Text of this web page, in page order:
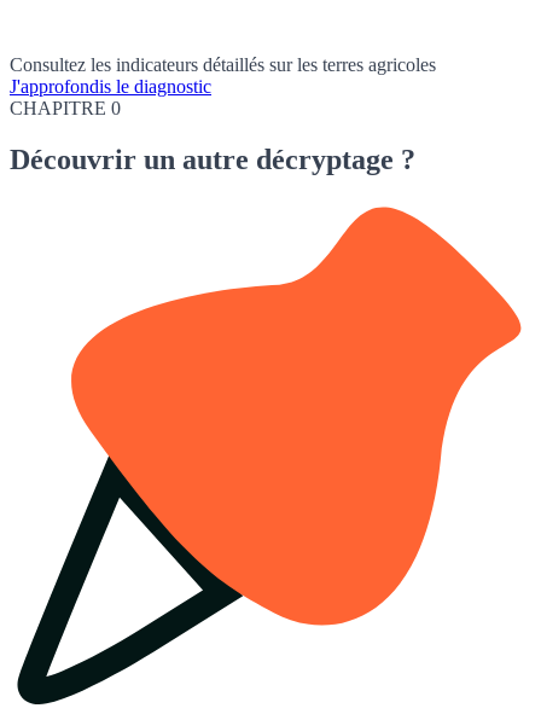
Consultez les indicateurs détaillés sur les terres agricoles
J'approfondis le diagnostic
CHAPITRE 0
Découvrir un autre décryptage ?